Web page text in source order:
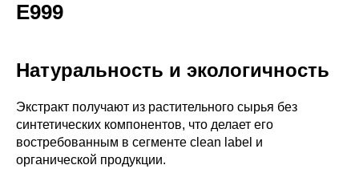
E999
Натуральность и экологичность
Экстракт получают из растительного сырья без
синтетических компонентов, что делает его
востребованным в сегменте clean label и
органической продукции.